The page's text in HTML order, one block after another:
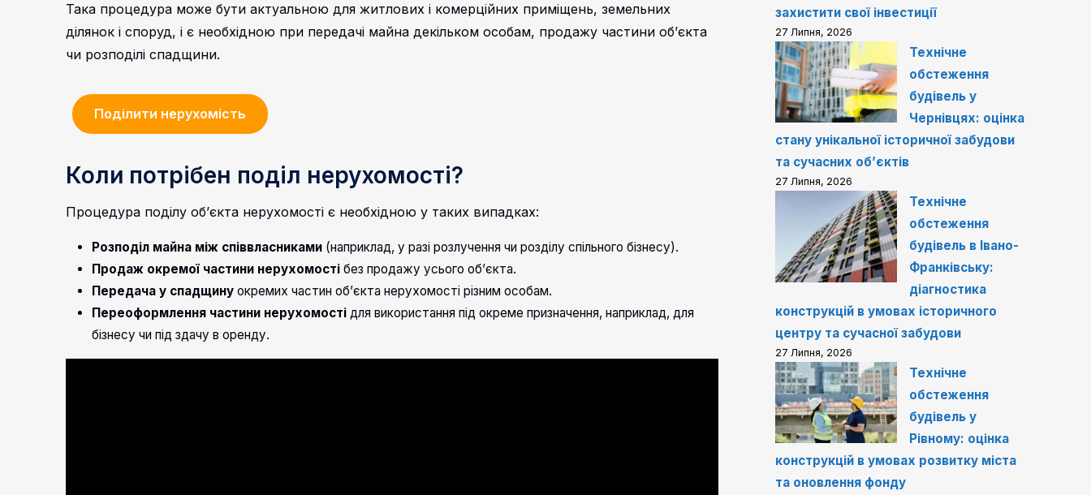
Така процедура може бути актуальною для житлових і комерційних приміщень, земельних
ділянок і споруд, і є необхідною при передачі майна декільком особам, продажу частини об’єкта
чи розподілі спадщини.
Поділити нерухомість
Коли потрібен поділ нерухомості?
Процедура поділу об’єкта нерухомості є необхідною у таких випадках:
Розподіл майна між співвласниками (наприклад, у разі розлучення чи розділу спільного бізнесу).
Продаж окремої частини нерухомості без продажу усього об’єкта.
Передача у спадщину окремих частин об’єкта нерухомості різним особам.
Переоформлення частини нерухомості для використання під окреме призначення, наприклад, для
бізнесу чи під здачу в оренду.
захистити свої інвестиції
27 Липня, 2026
Технічне
обстеження
будівель у
Чернівцях: оцінка
стану унікальної історичної забудови
та сучасних об’єктів
27 Липня, 2026
Технічне
обстеження
будівель в Івано-
Франківську:
діагностика
конструкцій в умовах історичного
центру та сучасної забудови
27 Липня, 2026
Технічне
обстеження
будівель у
Рівному: оцінка
конструкцій в умовах розвитку міста
та оновлення фонду